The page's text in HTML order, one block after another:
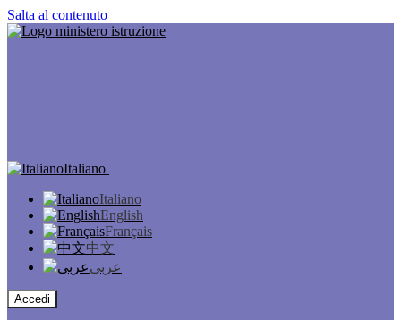
Salta al contenuto
Italiano
Italiano
English
Français
中文
عربى
Accedi